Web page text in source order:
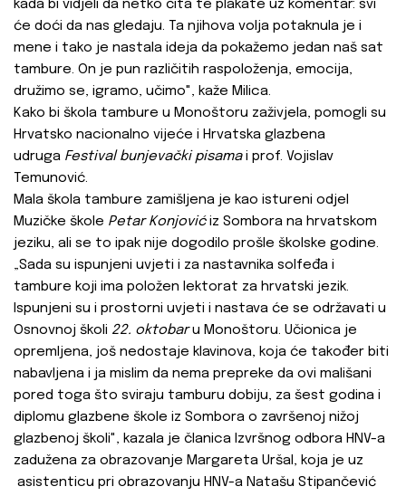
kada bi vidjeli da netko čita te plakate uz komentar: svi
će doći da nas gledaju. Ta njihova volja potaknula je i
mene i tako je nastala ideja da pokažemo jedan naš sat
tambure. On je pun različitih raspoloženja, emocija,
družimo se, igramo, učimo", kaže Milica.
Kako bi škola tambure u Monoštoru zaživjela, pomogli su
Hrvatsko nacionalno vijeće i Hrvatska glazbena
udruga Festival bunjevački pisamai prof. Vojislav
Temunović.
Mala škola tambure zamišljena je kao istureni odjel
Muzičke škole Petar Konjovićiz Sombora na hrvatskom
jeziku, ali se to ipak nije dogodilo prošle školske godine.
„Sada su ispunjeni uvjeti i za nastavnika solfeđa i
tambure koji ima položen lektorat za hrvatski jezik.
Ispunjeni su i prostorni uvjeti i nastava će se održavati u
Osnovnoj školi 22. oktobaru Monoštoru. Učionica je
opremljena, još nedostaje klavinova, koja će također biti
nabavljena i ja mislim da nema prepreke da ovi mališani
pored toga što sviraju tamburu dobiju, za šest godina i
diplomu glazbene škole iz Sombora o završenoj nižoj
glazbenoj školi", kazala je članica Izvršnog odbora HNV-a
zadužena za obrazovanje Margareta Uršal, koja je uz
asistenticu pri obrazovanju HNV-a Natašu Stipančević